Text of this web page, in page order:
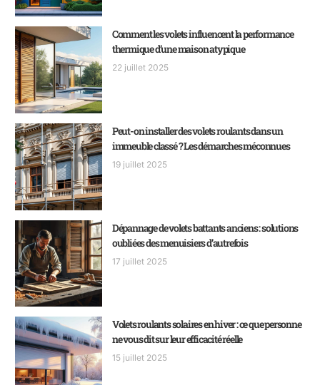
Comment les volets influencent la performance
thermique d’une maison atypique
22 juillet 2025
Peut-on installer des volets roulants dans un
immeuble classé ? Les démarches méconnues
19 juillet 2025
Dépannage de volets battants anciens : solutions
oubliées des menuisiers d’autrefois
17 juillet 2025
Volets roulants solaires en hiver : ce que personne
ne vous dit sur leur efficacité réelle
15 juillet 2025